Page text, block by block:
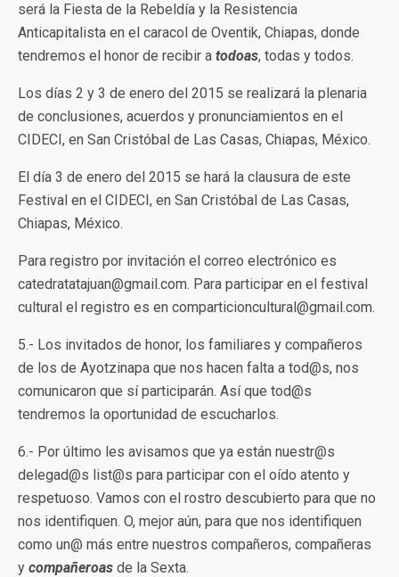
será la Fiesta de la Rebeldía y la Resistencia
Anticapitalista en el caracol de Oventik, Chiapas, donde
tendremos el honor de recibir a todoas, todas y todos.
Los días 2 y 3 de enero del 2015 se realizará la plenaria
de conclusiones, acuerdos y pronunciamientos en el
CIDECI, en San Cristóbal de Las Casas, Chiapas, México.
El día 3 de enero del 2015 se hará la clausura de este
Festival en el CIDECI, en San Cristóbal de Las Casas,
Chiapas, México.
Para registro por invitación el correo electrónico es
catedratatajuan@gmail.com. Para participar en el festival
cultural el registro es en comparticioncultural@gmail.com.
5.- Los invitados de honor, los familiares y compañeros
de los de Ayotzinapa que nos hacen falta a tod@s, nos
comunicaron que sí participarán. Así que tod@s
tendremos la oportunidad de escucharlos.
6.- Por último les avisamos que ya están nuestr@s
delegad@s list@s para participar con el oído atento y
respetuoso. Vamos con el rostro descubierto para que no
nos identifiquen. O, mejor aún, para que nos identifiquen
como un@ más entre nuestros compañeros, compañeras
y compañeroas de la Sexta.